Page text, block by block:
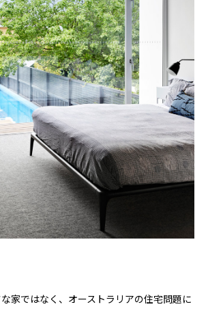
家ではなく、オーストラリアの住宅問題に